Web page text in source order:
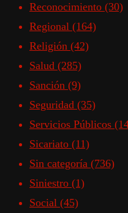
Reconocimiento (30)
Regional (164)
Religión (42)
Salud (285)
Sanción (9)
Seguridad (35)
Servicios Públicos
Sicariato (11)
Sin categoría (736)
Siniestro (1)
Social (45)